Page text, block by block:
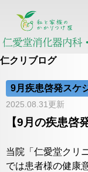
仁クリブログ
9月疾患啓発スケ
2025.08.31更新
【9月の疾患啓発
当院「仁愛堂クリ
では患者様の健康